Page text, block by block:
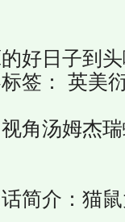
好日子到
签： 英美
角汤姆杰
简介：猫